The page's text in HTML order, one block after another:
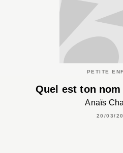
PETITE
Quel est ton
Anaïs
20/03/